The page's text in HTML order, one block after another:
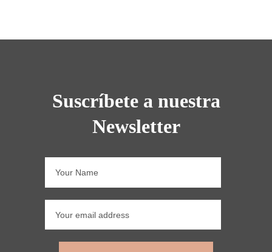
Suscríbete a nuestra
Newsletter